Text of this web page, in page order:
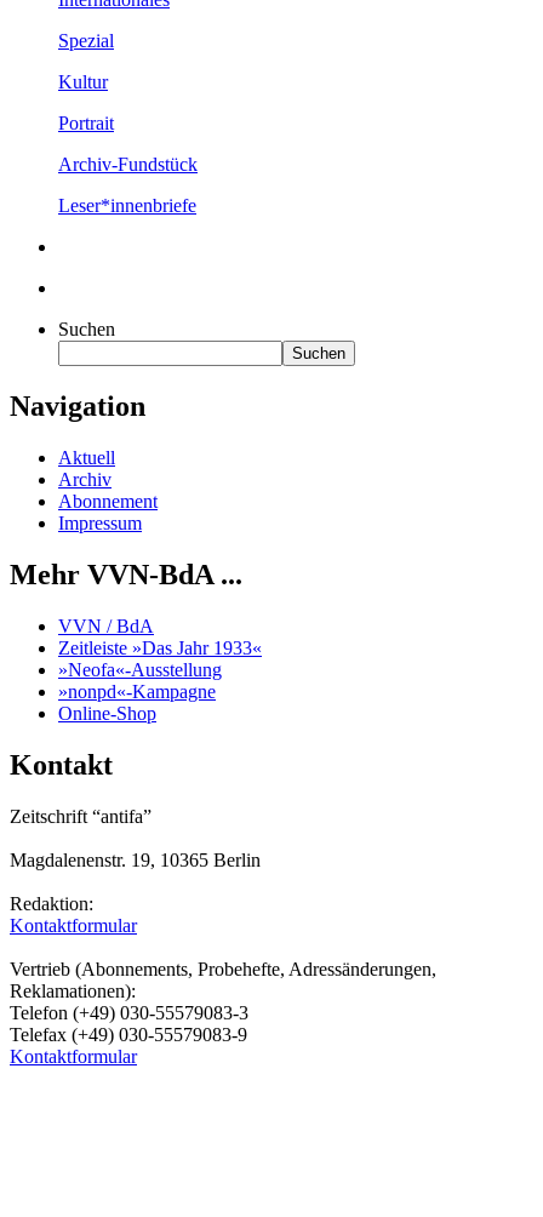
Spezial
Kultur
Portrait
Archiv-Fundstück
Leser*innenbriefe
Suchen
Suchen
Navigation
Aktuell
Archiv
Abonnement
Impressum
Mehr VVN-BdA ...
VVN / BdA
Zeitleiste »Das Jahr 1933«
»Neofa«-Ausstellung
»nonpd«-Kampagne
Online-Shop
Kontakt
Zeitschrift “antifa”
Magdalenenstr. 19, 10365 Berlin
Redaktion:
Kontaktformular
Vertrieb (Abonnements, Probehefte, Adressänderungen,
Reklamationen):
Telefon (+49) 030-55579083-3
Telefax (+49) 030-55579083-9
Kontaktformular